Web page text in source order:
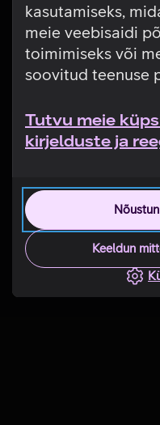
kasutamiseks,
meie veebisaidi
toimimiseks või
soovitud teenuse
Tutvu meie
kirjelduste ja
Keeldun